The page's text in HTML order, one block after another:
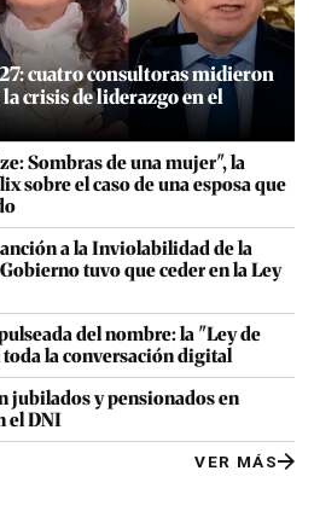
cuatro consultoras midieron
crisis de liderazgo en el
Sombras de una mujer", la
sobre el caso de una esposa que
a la Inviolabilidad de la
tuvo que ceder en la Ley
del nombre: la "Ley de
la conversación digital
jubilados y pensionados en
el DNI
VER MÁS